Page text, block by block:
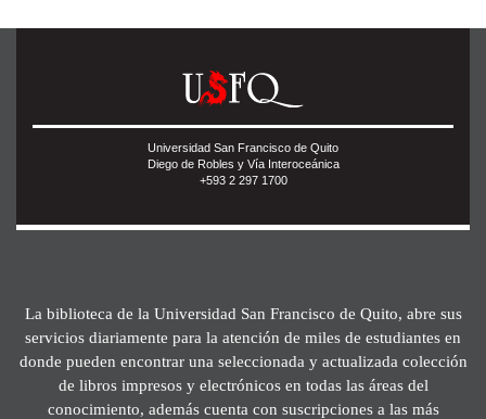
Universidad San Francisco de Quito
Diego de Robles y Vía Interoceánica
+593 2 297 1700
La biblioteca de la Universidad San Francisco de Quito, abre sus
servicios diariamente para la atención de miles de estudiantes en
donde pueden encontrar una seleccionada y actualizada colección
de libros impresos y electrónicos en todas las áreas del
conocimiento, además cuenta con suscripciones a las más